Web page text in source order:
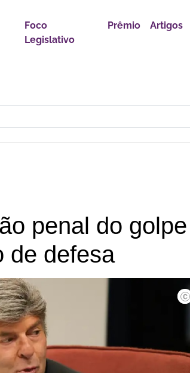
Foco
Legislativo
Prêmio Artigos
penal do golpe
de defesa